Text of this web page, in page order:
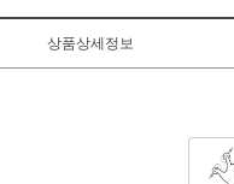
상품상세정보